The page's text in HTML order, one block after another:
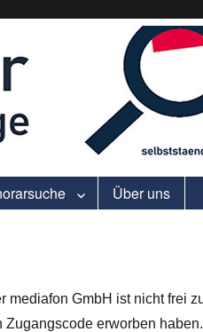
Über uns
GmbH ist nicht frei
erworben